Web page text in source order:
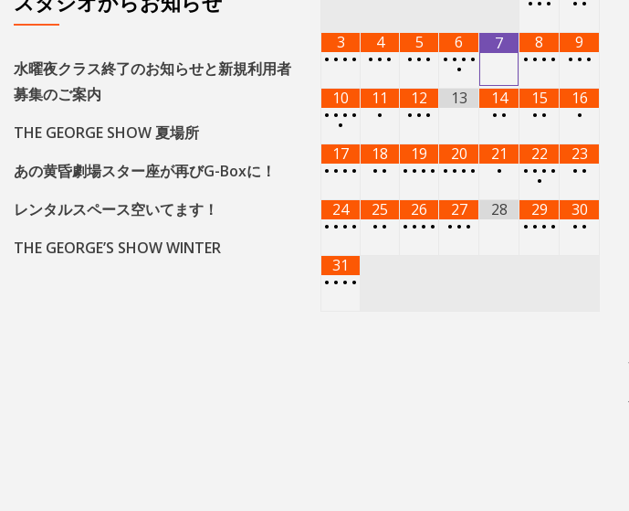
募集のご案内
THE GEORGE SHOW 夏場所
あの黄昏劇場スター座が再びG-Boxに！
レンタルスペース空いてます！
THE GEORGE’S SHOW WINTER
10
••••
•
11
•
12
•••
13
14
••
15
••
16
•
17
••••
18
••
19
••••
20
••••
21
•
22
••••
•
23
••
24
••••
25
••
26
••••
27
•••
28
29
••••
30
••
31
••••